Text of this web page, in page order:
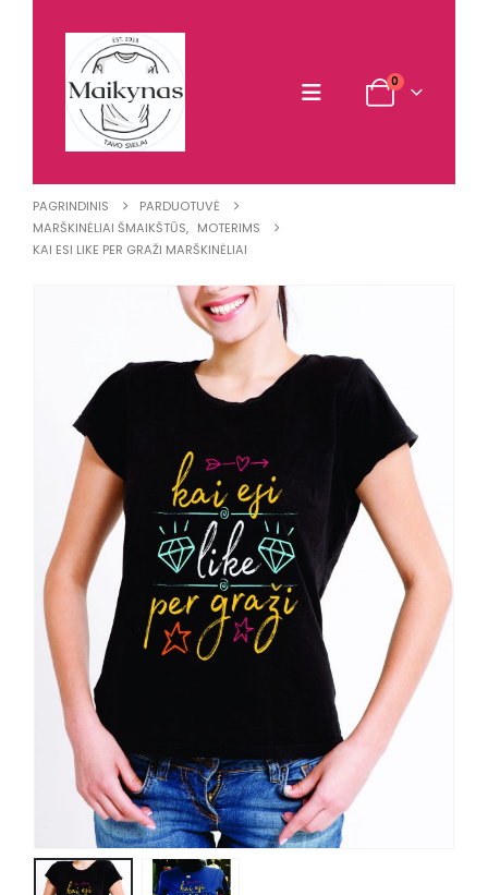
0
PAGRINDINIS
PARDUOTUVĖ
MARŠKINĖLIAI ŠMAIKŠTŪS, MOTERIMS
KAI ESI LIKE PER GRAŽI MARŠKINĖLIAI